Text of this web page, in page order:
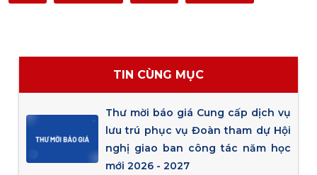
TIN CÙNG MỤC
Thư mời báo giá Cung cấp dịch vụ
lưu trú phục vụ Đoàn tham dự Hội
nghị giao ban công tác năm học
mới 2026 - 2027